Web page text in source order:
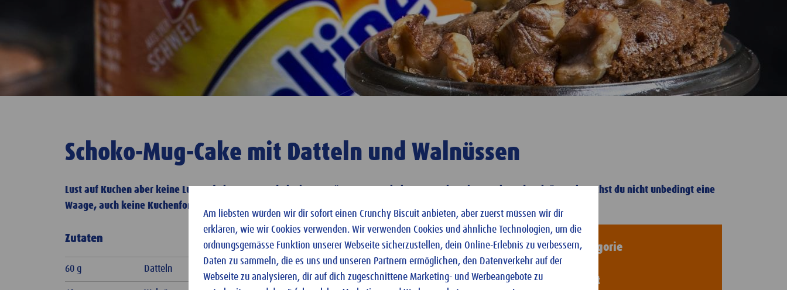
Schoko-Mug-Cake mit Datteln und Walnüssen
Lust auf Kuchen aber keine Lust auf Abmessen und Abwiegen? Für unseren Schoko-Mug-Cake mit Datteln und Walnüssen brauchst du nicht unbedingt eine
Waage, auch keine Kuchenform und nicht viel Zeit - aber keine Sorge, der Genuss ist genauso groß ;)
Rezepte Kategorie
Backen
Schwierigkeit
Zutaten
60 g Datteln
Am liebsten würden wir dir sofort einen Crunchy Biscuit anbieten, aber zuerst müssen wir dir
erklären, wie wir Cookies verwenden. Wir verwenden Cookies und ähnliche Technologien, um die
ordnungsgemässe Funktion unserer Webseite sicherzustellen, dein Online-Erlebnis zu verbessern,
Daten zu sammeln, die es uns und unseren Partnern ermöglichen, den Datenverkehr auf der
Webseite zu analysieren, dir auf dich zugeschnittene Marketing- und Werbeangebote zu